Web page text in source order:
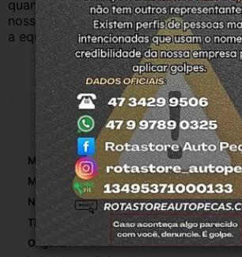
quanto antes. Aceitamos retirada dos
nossa loja física também, basta
a equipe Rotasul e tiramos suas
Especificações
Marca:
Modelo:
Número De Peça:
Tipo De Veículo:
Origem: